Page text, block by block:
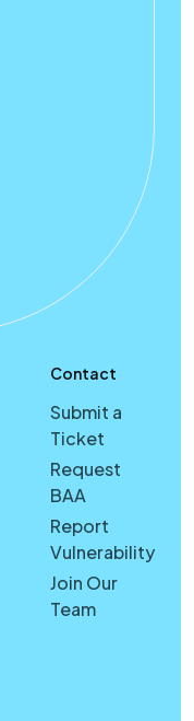
Contact
Submit a
Ticket
Request
BAA
Report
Vulnerability
Join Our
Team